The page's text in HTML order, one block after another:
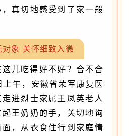
真切地感受到了家一般
象 关怀细致入微
儿吃得好不好？合不合
上午，安徽省荣军康复医
进烈士家属王凤英老人
王奶奶的手，关切地询
，从衣食住行到家庭情